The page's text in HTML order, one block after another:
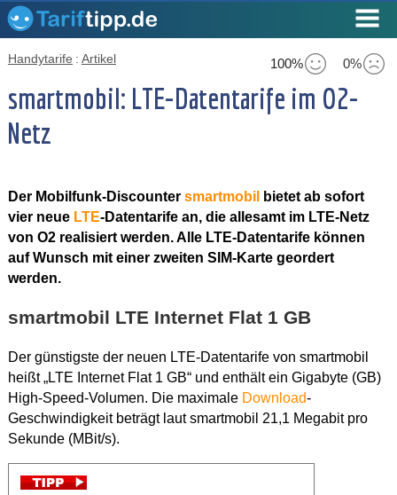
100% 0%
Handytarife : Artikel
smartmobil: LTE-Datentarife im O2-
Netz
Der Mobilfunk-Discounter smartmobil
bietet ab sofort
vier neue LTE-Datentarife an, die allesamt im LTE-Netz
von O2 realisiert werden. Alle LTE-Datentarife können
auf Wunsch mit einer zweiten SIM-Karte geordert
werden.
smartmobil LTE Internet Flat 1 GB
Der günstigste der neuen LTE-Datentarife von smartmobil
heißt „LTE Internet Flat 1 GB“ und enthält ein Gigabyte (GB)
High-Speed-Volumen. Die maximale Download-
Geschwindigkeit beträgt laut smartmobil 21,1 Megabit pro
Sekunde (MBit/s).